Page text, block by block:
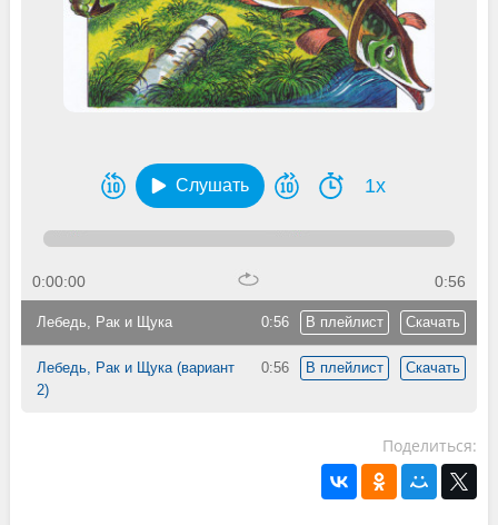
Слушать 1x
0:00:00 0:56
0:56 В плейлист Скачать
Лебедь, Рак и Щука
0:56 В плейлист Скачать
Лебедь, Рак и Щука (вариант
2)
Поделиться: